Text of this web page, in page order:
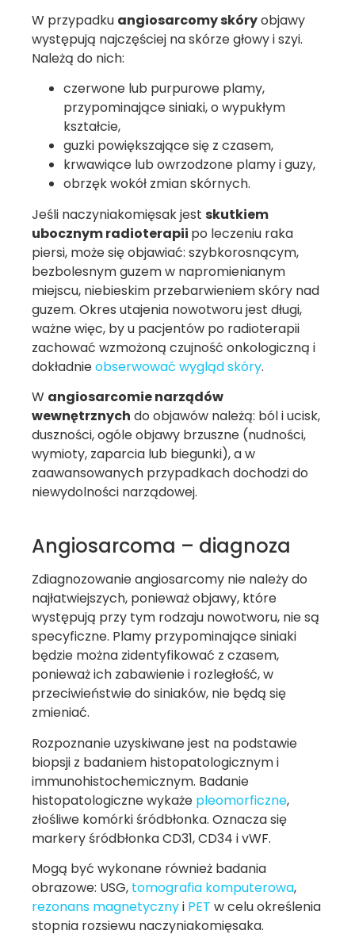
W przypadku angiosarcomy skóryobjawy
występują najczęściej na skórze głowy i szyi.
Należą do nich:
czerwone lub purpurowe plamy,
przypominające siniaki, o wypukłym
kształcie,
guzki powiększające się z czasem,
krwawiące lub owrzodzone plamy i guzy,
obrzęk wokół zmian skórnych.
Jeśli naczyniakomięsak jest skutkiem
ubocznym radioterapii po leczeniu raka
piersi, może się objawiać: szybkorosnącym,
bezbolesnym guzem w napromienianym
miejscu, niebieskim przebarwieniem skóry nad
guzem. Okres utajenia nowotworu jest długi,
ważne więc, by u pacjentów po radioterapii
zachować wzmożoną czujność onkologiczną i
dokładnieobserwować wygląd skóry.
W angiosarcomie narządów
wewnętrznych do objawów należą: ból i ucisk,
duszności, ogóle objawy brzuszne (nudności,
wymioty, zaparcia lub biegunki), a w
zaawansowanych przypadkach dochodzi do
niewydolności narządowej.
Angiosarcoma – diagnoza
Zdiagnozowanie angiosarcomy nie należy do
najłatwiejszych, ponieważ objawy, które
występują przy tym rodzaju nowotworu, nie są
specyficzne. Plamy przypominające siniaki
będzie można zidentyfikować z czasem,
ponieważ ich zabawienie i rozległość, w
przeciwieństwie do siniaków, nie będą się
zmieniać.
Rozpoznanie uzyskiwane jest na podstawie
biopsji z badaniem histopatologicznym i
immunohistochemicznym. Badanie
histopatologiczne wykaże pleomorficzne,
złośliwe komórki śródbłonka. Oznacza się
markery śródbłonka CD31, CD34 i vWF.
Mogą być wykonane również badania
obrazowe: USG, tomografia komputerowa,
rezonans magnetycznyi PET w celu określenia
stopnia rozsiewu naczyniakomięsaka.